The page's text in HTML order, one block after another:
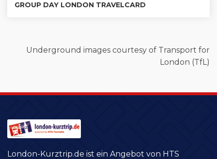
GROUP DAY LONDON TRAVELCARD
Underground images courtesy of Transport for
London (TfL)
London-Kurztrip.de ist ein Angebot von HTS